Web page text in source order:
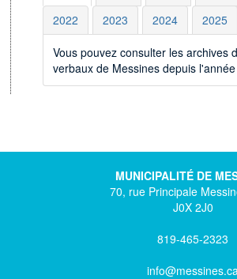
2022
2023 2024 2025
Vous pouvez consulter les archives
verbaux de Messines depuis
MUNICIPALITÉ DE
70, rue Principale
J0X 2J0
819-465-2323
info@messines.ca